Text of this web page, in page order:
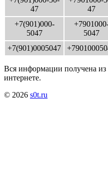
47
47
+7(901)000-
5047
5047
+7(901)0005047
Вся информации получена
интернете.
© 2026 s0t.ru